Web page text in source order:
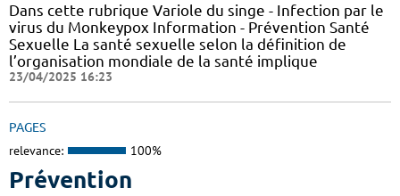
Dans cette rubrique Variole du singe - Infection par le
virus du Monkeypox Information - Prévention Santé
Sexuelle La santé sexuelle selon la définition de
l’organisation mondiale de la santé implique
23/04/2025 16:23
PAGES
relevance: 100%
Prévention